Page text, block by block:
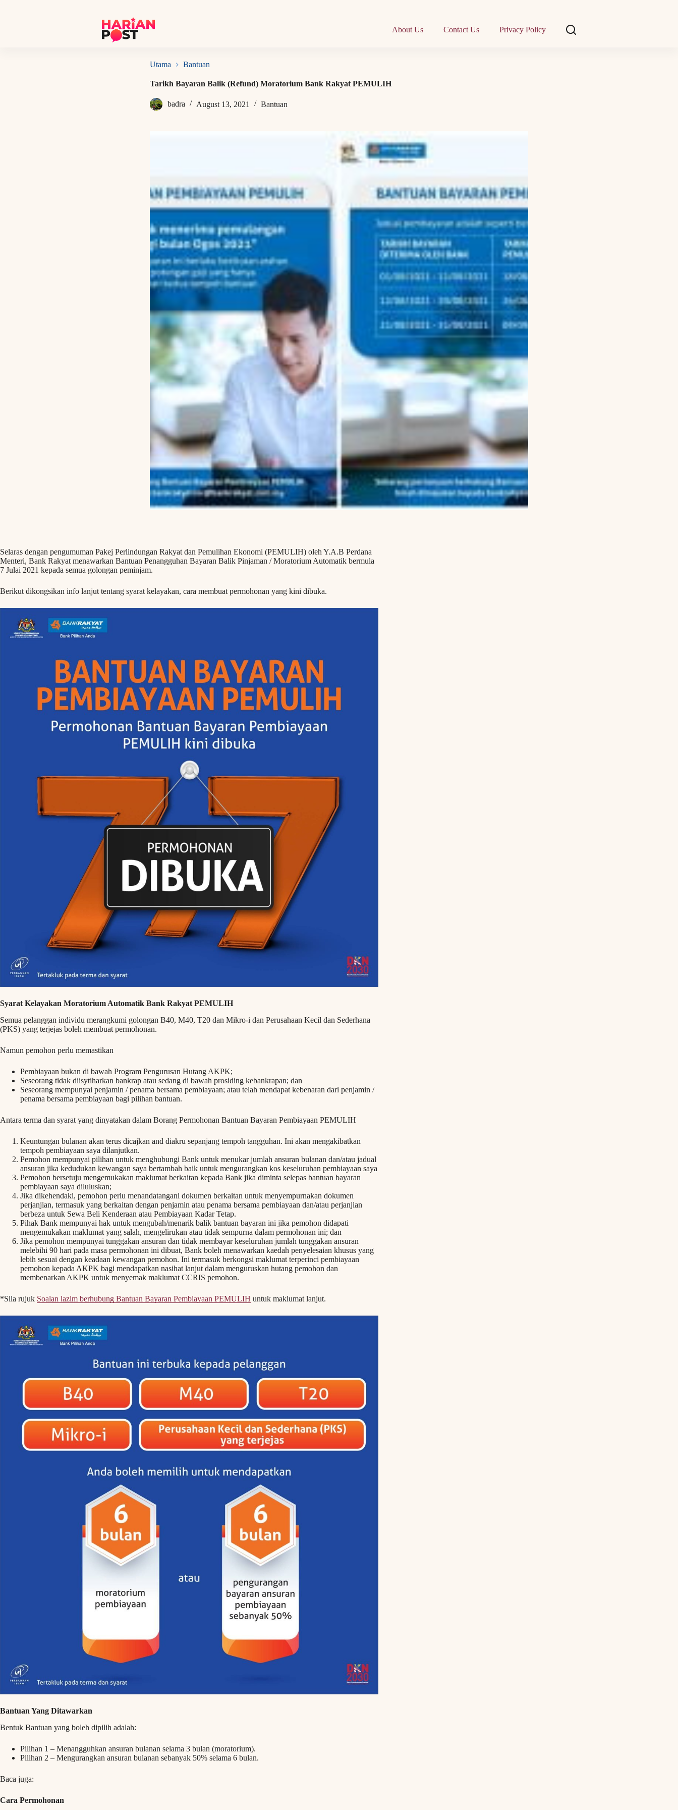
About Us Contact Us Privacy Policy
Utama Bantuan
Tarikh Bayaran Balik (Refund) Moratorium Bank Rakyat PEMULIH
badra August 13, 2021 Bantuan
Selaras dengan pengumuman Pakej Perlindungan Rakyat dan Pemulihan Ekonomi (PEMULIH) oleh Y.A.B Perdana
Menteri, Bank Rakyat menawarkan Bantuan Penangguhan Bayaran Balik Pinjaman / Moratorium Automatik bermula
7 Julai 2021 kepada semua golongan peminjam.
Berikut dikongsikan info lanjut tentang syarat kelayakan, cara membuat permohonan yang kini dibuka.
Syarat Kelayakan Moratorium Automatik Bank Rakyat PEMULIH
Semua pelanggan individu merangkumi golongan B40, M40, T20 dan Mikro-i dan Perusahaan Kecil dan Sederhana
(PKS) yang terjejas boleh membuat permohonan.
Namun pemohon perlu memastikan
Pembiayaan bukan di bawah Program Pengurusan Hutang AKPK;
Seseorang tidak diisytiharkan bankrap atau sedang di bawah prosiding kebankrapan; dan
Seseorang mempunyai penjamin / penama bersama pembiayaan; atau telah mendapat kebenaran dari penjamin /
penama bersama pembiayaan bagi pilihan bantuan.
Antara terma dan syarat yang dinyatakan dalam Borang Permohonan Bantuan Bayaran Pembiayaan PEMULIH
Keuntungan bulanan akan terus dicajkan and diakru sepanjang tempoh tangguhan. Ini akan mengakibatkan
tempoh pembiayaan saya dilanjutkan.
Pemohon mempunyai pilihan untuk menghubungi Bank untuk menukar jumlah ansuran bulanan dan/atau jadual
ansuran jika kedudukan kewangan saya bertambah baik untuk mengurangkan kos keseluruhan pembiayaan saya
Pemohon bersetuju mengemukakan maklumat berkaitan kepada Bank jika diminta selepas bantuan bayaran
pembiayaan saya diluluskan;
Jika dikehendaki, pemohon perlu menandatangani dokumen berkaitan untuk menyempurnakan dokumen
perjanjian, termasuk yang berkaitan dengan penjamin atau penama bersama pembiayaan dan/atau perjanjian
berbeza untuk Sewa Beli Kenderaan atau Pembiayaan Kadar Tetap.
Pihak Bank mempunyai hak untuk mengubah/menarik balik bantuan bayaran ini jika pemohon didapati
mengemukakan maklumat yang salah, mengelirukan atau tidak sempurna dalam permohonan ini; dan
Jika pemohon mempunyai tunggakan ansuran dan tidak membayar keseluruhan jumlah tunggakan ansuran
melebihi 90 hari pada masa permohonan ini dibuat, Bank boleh menawarkan kaedah penyelesaian khusus yang
lebih sesuai dengan keadaan kewangan pemohon. Ini termasuk berkongsi maklumat terperinci pembiayaan
pemohon kepada AKPK bagi mendapatkan nasihat lanjut dalam menguruskan hutang pemohon dan
membenarkan AKPK untuk menyemak maklumat CCRIS pemohon.
*Sila rujuk Soalan lazim berhubung Bantuan Bayaran Pembiayaan PEMULIH untuk maklumat lanjut.
Bantuan Yang Ditawarkan
Bentuk Bantuan yang boleh dipilih adalah:
Pilihan 1 – Menangguhkan ansuran bulanan selama 3 bulan (moratorium).
Pilihan 2 – Mengurangkan ansuran bulanan sebanyak 50% selama 6 bulan.
Baca juga:
Cara Permohonan